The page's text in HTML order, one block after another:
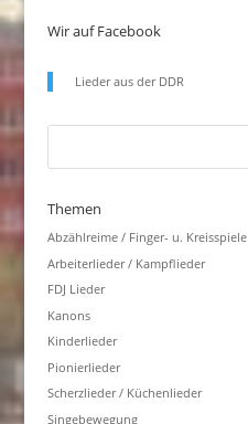
Wir auf Facebook
Lieder aus der DDR
Themen
Abzählreime / Finger- u. Kreisspiele
Arbeiterlieder / Kampflieder
FDJ Lieder
Kanons
Kinderlieder
Pionierlieder
Scherzlieder / Küchenlieder
Singebewegung